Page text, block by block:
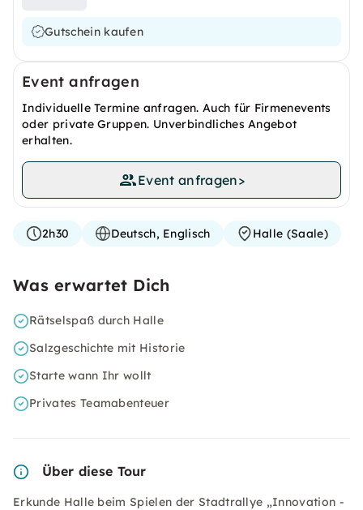
Gutschein kaufen
Event anfragen
Individuelle Termine anfragen. Auch für Firmenevents
oder private Gruppen. Unverbindliches Angebot
erhalten.
Event anfragen>
2h30 Deutsch, Englisch Halle (Saale)
Was erwartet Dich
Rätselspaß durch Halle
Salzgeschichte mit Historie
Starte wann Ihr wollt
Privates Teamabenteuer
Über diese Tour
Erkunde Halle beim Spielen der Stadtrallye „Innovation -